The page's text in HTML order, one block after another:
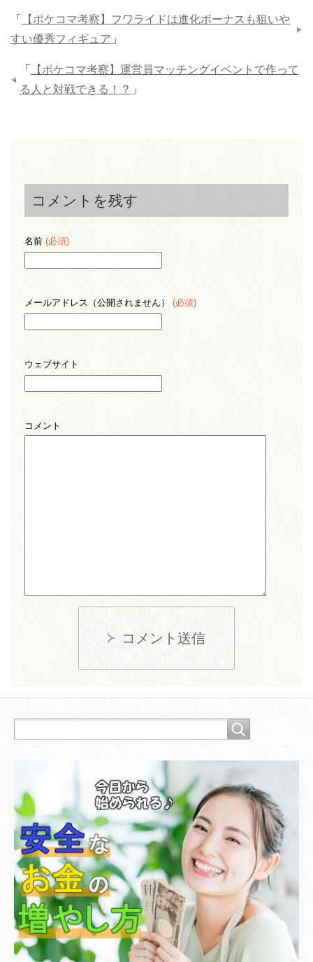
「
【ポケコマ考察】フワライドは進化ボーナスも狙いや
すい優秀フィギュア 」
「
【ポケコマ考察】運営員マッチングイベントで作って
る人と対戦できる！？ 」
コメントを残す
名前 (必須)
メールアドレス（公開されません） (必須)
ウェブサイト
コメント
コメント送信